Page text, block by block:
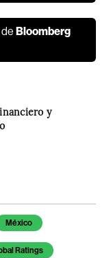
deBloomberg
y
México
Ratings